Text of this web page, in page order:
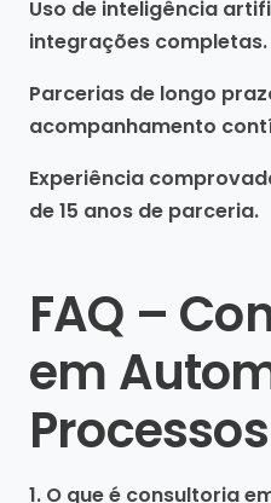
Uso de inteligência
integrações completas.
Parcerias de longo
acompanhamento
Experiência
de 15 anos de parceria.
FAQ –
em
1. O que é consultoria